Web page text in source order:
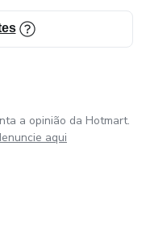
a opinião da Hotmart.
aqui